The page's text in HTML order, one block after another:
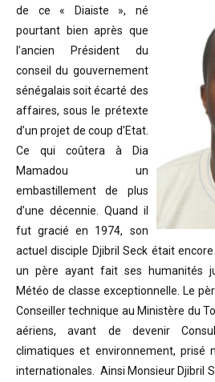
de ce « Diaiste », né
pourtant bien après que
l’ancien Président du
conseil du gouvernement
sénégalais soit écarté des
affaires, sous le prétexte
d’un projet de coup d’Etat.
Ce qui coûtera à Dia
Mamadou un
embastillement de plus
d’une décennie. Quand il
fut gracié en 1974, son
actuel disciple Djibril Seck était
un père ayant fait ses humanités
Météo de classe exceptionnelle. Le
Conseiller technique au Ministère du
aériens, avant de devenir
climatiques et environnement, prisé
internationales. Ainsi Monsieur Djibril